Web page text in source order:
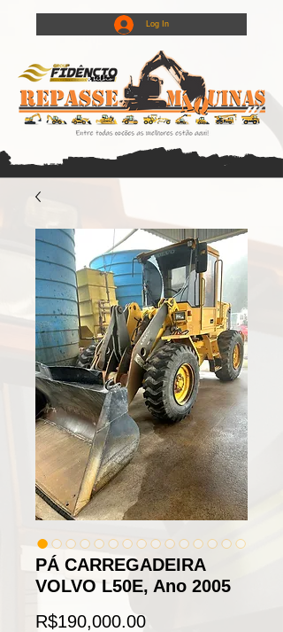
Log In
PÁ CARREGADEIRA
VOLVO L50E, Ano 2005
R$190,000.00Price